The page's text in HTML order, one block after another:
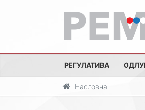
РЕГУЛАТИВА
Насловна